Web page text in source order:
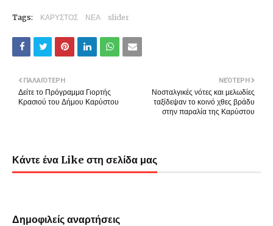
Tags: ΚΑΡΥΣΤΟΣ ΝΕΑ slider
ΝΕΌΤΕΡΗ
Νοσταλγικές νότες και μελωδίες
ταξίδεψαν το κοινό χθες βράδυ
στην παραλία της Καρύστου
ΠΑΛΑΙΌΤΕΡΗ
Δείτε το Πρόγραμμα Γιορτής
Κρασιού του Δήμου Καρύστου
Κάντε ένα Like στη σελίδα μας
Δημοφιλείς αναρτήσεις